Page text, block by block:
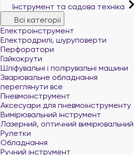
Інструмент та садова техніка
Всі категорії
Електроінструмент
Електродрилі, шуруповерти
Перфоратори
Гайкокрути
Шліфувальні і полірувальні машини
Зварювальне обладнання
переглянути все
Пневмоінструмент
Аксесуари для пневмоінструменту
Вимірювальний інструмент
Лазерний, оптичний
Рулетки
Обладнання
Ручний інструмент